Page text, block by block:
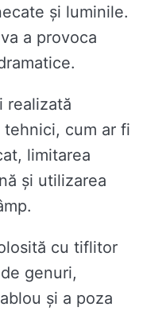
și luminile.
a provoca
realizată
cum ar fi
limitarea
și utilizarea
cu tiflitor
genuri,
și a poza